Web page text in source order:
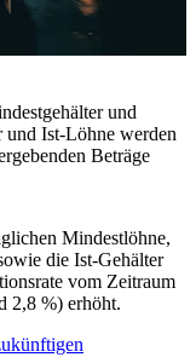
und
Ist-Löhne werden
Beträge
Mindestlöhne,
die Ist-Gehälter
vom Zeitraum
2,8 %) erhöht.